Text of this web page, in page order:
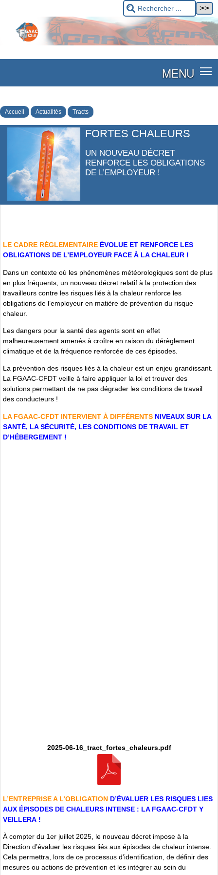
MENU
Accueil Actualités Tracts
FORTES CHALEURS
UN NOUVEAU DÉCRET
RENFORCE LES OBLIGATIONS
DE L’EMPLOYEUR !
LE CADRE RÉGLEMENTAIRE ÉVOLUE ET RENFORCE LES
OBLIGATIONS DE L’EMPLOYEUR FACE À LA CHALEUR !
Dans un contexte où les phénomènes météorologiques sont de plus
en plus fréquents, un nouveau décret relatif à la protection des
travailleurs contre les risques liés à la chaleur renforce les
obligations de l’employeur en matière de prévention du risque
chaleur.
Les dangers pour la santé des agents sont en effet
malheureusement amenés à croître en raison du dérèglement
climatique et de la fréquence renforcée de ces épisodes.
La prévention des risques liés à la chaleur est un enjeu grandissant.
La FGAAC-CFDT veille à faire appliquer la loi et trouver des
solutions permettant de ne pas dégrader les conditions de travail
des conducteurs !
LA FGAAC-CFDT INTERVIENT À DIFFÉRENTS NIVEAUX SUR LA
SANTÉ, LA SÉCURITÉ, LES CONDITIONS DE TRAVAIL ET
D’HÉBERGEMENT !
2025-06-16_tract_fortes_chaleurs.pdf
L’ENTREPRISE A L’OBLIGATION D’ÉVALUER LES RISQUES LIES
AUX ÉPISODES DE CHALEURS INTENSE : LA FGAAC-CFDT Y
VEILLERA !
À compter du 1er juillet 2025, le nouveau décret impose à la
Direction d’évaluer les risques liés aux épisodes de chaleur intense.
Cela permettra, lors de ce processus d’identification, de définir des
mesures ou actions de prévention et les intégrer au sein du